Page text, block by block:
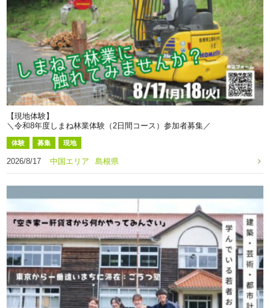
【現地体験】
＼令和8年度しまね林業体験（2日間コース）参加者募集／
体験 募集 現地
2026/8/17 中国エリア 島根県